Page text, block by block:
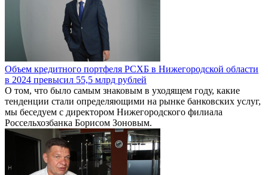
Объем кредитного портфеля РСХБ в Нижегородской области
в 2024 превысил 55,5 млрд рублей
О том, что было самым знаковым в уходящем году, какие
тенденции стали определяющими на рынке банковских услуг,
мы беседуем с директором Нижегородского филиала
Россельхозбанка Борисом Зоновым.